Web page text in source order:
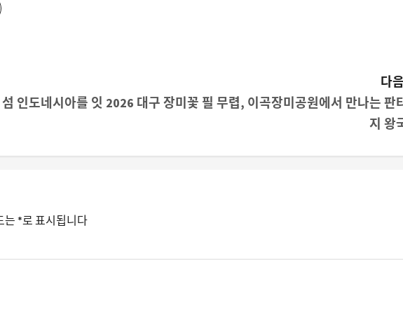
인도네시아를 잇
다
2026 대구 장미꽃 필 무렵, 이곡장미공원에서 만나는 판
지 왕
는 *로 표시됩니다